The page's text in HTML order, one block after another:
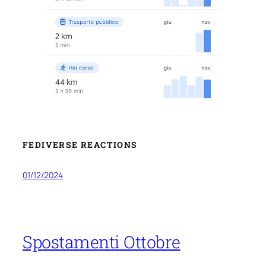
FEDIVERSE REACTIONS
01/12/2024
Spostamenti Ottobre